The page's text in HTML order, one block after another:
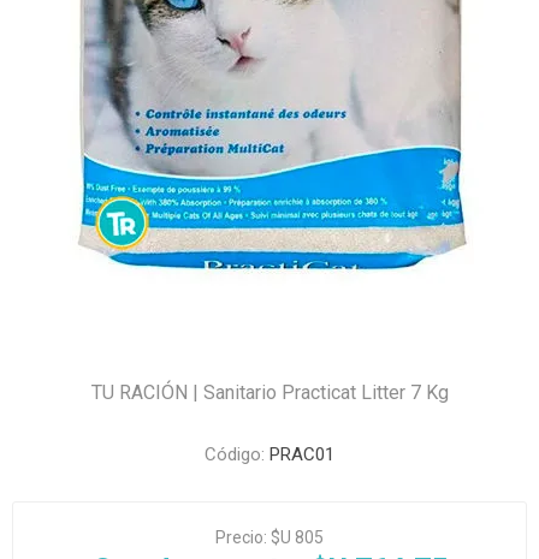
TU RACIÓN | Sanitario Practicat Litter 7 Kg
Código: PRAC01
Precio: $U 805